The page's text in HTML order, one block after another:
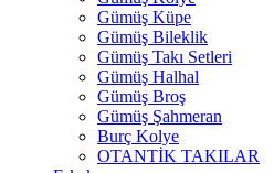
Gümüş Küpe
Gümüş Bileklik
Gümüş Takı Setleri
Gümüş Halhal
Gümüş Broş
Gümüş Şahmeran
Burç Kolye
OTANTİK TAKILAR